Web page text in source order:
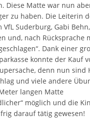
Diese Matte war nun
zu haben. Die Leiterin
Suderburg, Gabi
und, nach Rücksprache
Dank einer
konnte der Kauf
denn nun sind
und viele andere
langen Matte
möglich und die
darauf tätig gewesen!